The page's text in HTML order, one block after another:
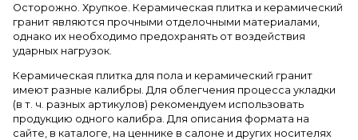
Осторожно. Хрупкое. Керамическая плитка и керамический
гранит являются прочными отделочными материалами,
однако их необходимо предохранять от воздействия
ударных нагрузок.
Керамическая плитка для пола и керамический гранит
имеют разные калибры. Для облегчения процесса укладки
(в т. ч. разных артикулов) рекомендуем использовать
продукцию одного калибра. Для описания формата на
сайте, в каталоге, на ценнике в салоне и других носителях